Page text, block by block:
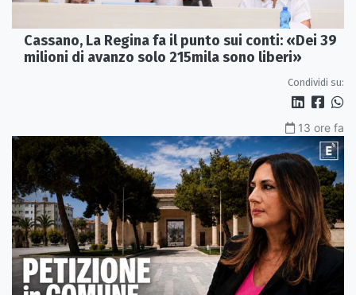
Cassano, La Regina fa il punto sui conti: «Dei 39
milioni di avanzo solo 215mila sono liberi»
Condividi su:
13 ore fa